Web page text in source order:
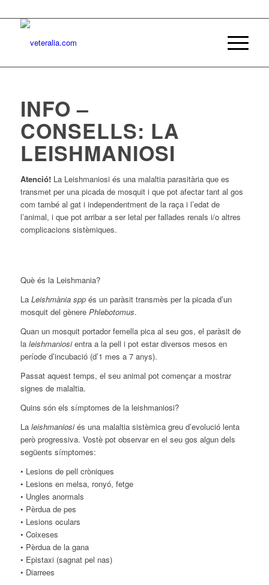
INFO –
CONSELLS: LA
LEISHMANIOSI
Atenció!La Leishmaniosi és una malaltia parasitària que es
transmet per una picada de mosquit i que pot afectar tant al gos
com també al gat i independentment de la raça i l’edat de
l’animal, i que pot arribar a ser letal per fallades renals i/o altres
complicacions sistèmiques.
Què és la Leishmania?
La Leishmània sppés un paràsit transmès per la picada d’un
mosquit del gènere Phlebotomus.
Quan un mosquit portador femella pica al seu gos, el paràsit de
la leishmaniosientra a la pell i pot estar diversos mesos en
període d’incubació (d’1 mes a 7 anys).
Passat aquest temps, el seu animal pot començar a mostrar
signes de malaltia.
Quins són els símptomes de la leishmaniosi?
La leishmaniosiés una malaltia sistèmica greu d’evolució lenta
però progressiva. Vostè pot observar en el seu gos algun dels
següents símptomes:
• Lesions de pell cròniques
• Lesions en melsa, ronyó, fetge
• Ungles anormals
• Pèrdua de pes
• Lesions oculars
• Coixeses
• Pèrdua de la gana
• Epistaxi (sagnat pel nas)
• Diarrees